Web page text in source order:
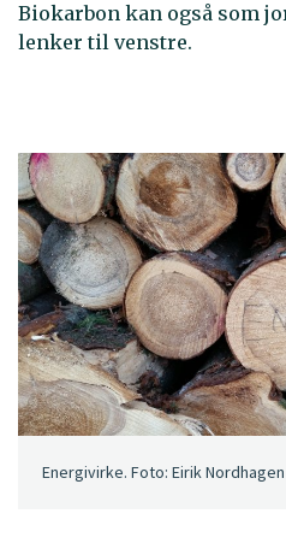
Biokarbon kan også som
lenker til venstre.
Energivirke. Foto: Eirik Nordhagen